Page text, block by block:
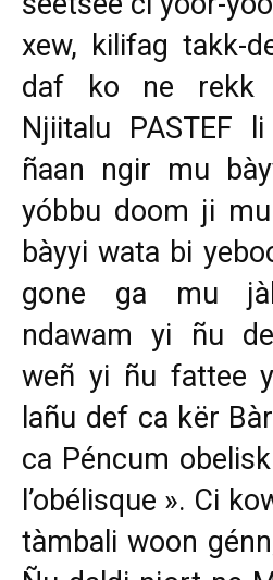
xew, kilifag takk-
daf ko ne rekk
Njiitalu PASTEF
ñaan ngir mu
yóbbu doom ji
bàyyi wata bi
gone ga mu
ndawam yi ñu
weñ yi ñu fattee
lañu def ca kër
ca Péncum
l’obélisque ». Ci
tàmbali woon